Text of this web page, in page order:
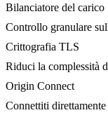
Bilanciatore del carico
Controllo granulare
Crittografia TLS
Riduci la complessità
Origin Connect
Connettiti